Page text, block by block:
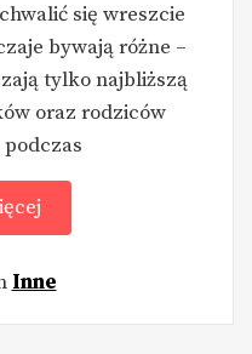
się wreszcie
bywają różne –
tylko najbliższą
oraz rodziców
Inne